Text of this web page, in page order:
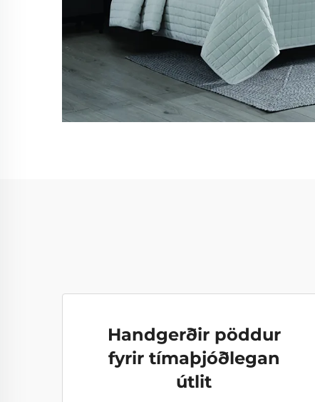
Handgerðir pöddur
fyrir tímaþjóðlegan
útlit